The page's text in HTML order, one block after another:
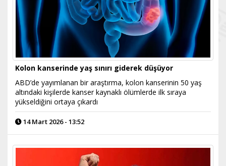
Kolon kanserinde yaş sınırı giderek düşüyor
ABD’de yayımlanan bir araştırma, kolon kanserinin 50 yaş
altındaki kişilerde kanser kaynaklı ölümlerde ilk sıraya
yükseldiğini ortaya çıkardı
14 Mart 2026 - 13:52